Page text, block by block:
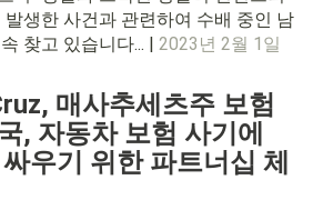
발생한 사건과 관련하여 수배 중인 남
찾고 있습니다... | 2023년 2월 1일
매사추세츠주 보험
, 자동차 보험 사기에
우기 위한 파트너십 체